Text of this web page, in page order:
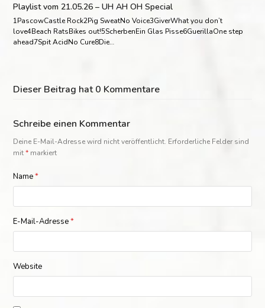
Playlist vom 21.05.26 – UH AH OH Special
1PascowCastle Rock2Pig SweatNo Voice3GiverWhat you don’t
love4Beach RatsBikes out!5ScherbenEin Glas Pisse6GuerillaOne step
ahead7Spit AcidNo Cure8Die…
Dieser Beitrag hat 0 Kommentare
Schreibe einen Kommentar
Deine E-Mail-Adresse wird nicht veröffentlicht. Erforderliche Felder sind
mit* markiert
Name*
E-Mail-Adresse*
Website